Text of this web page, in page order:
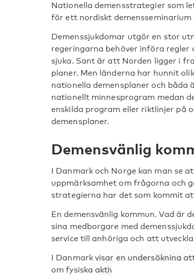
Nationella demensstrategier som
för ett nordiskt demensseminarium
Demenssjukdomar utgör en stor
regeringarna behöver införa
sjuka. Sant är att Norden ligger i
planer. Men länderna har hunnit
nationella demensplaner och båda
nationellt minnesprogram medan
enskilda program eller riktlinjer på
demensplaner.
Demensvänlig
I Danmark och Norge kan man se
uppmärksamhet om frågorna och
strategierna har det som kommit
En demensvänlig kommun. Vad är
sina medborgare med
service till anhöriga och att
I Danmark visar en undersökning
om fysiska aktiviteter, främst